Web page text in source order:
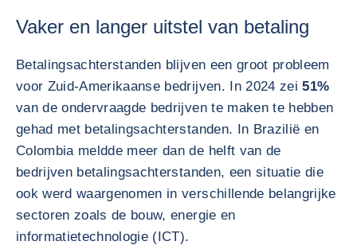
Vaker en langer uitstel van betaling
Betalingsachterstanden blijven een groot probleem
voor Zuid-Amerikaanse bedrijven. In 2024 zei 51%
van de ondervraagde bedrijven te maken te hebben
gehad met betalingsachterstanden. In Brazilië en
Colombia meldde meer dan de helft van de
bedrijven betalingsachterstanden, een situatie die
ook werd waargenomen in verschillende belangrijke
sectoren zoals de bouw, energie en
informatietechnologie (ICT).